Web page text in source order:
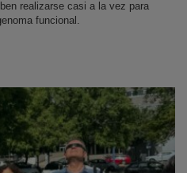
realizarse casi a la vez para
funcional.